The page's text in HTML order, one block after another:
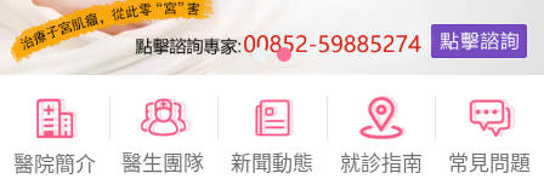
醫院簡介 醫生團隊 新聞動態 就診指南 常見問題